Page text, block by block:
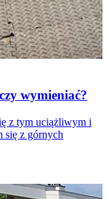
wymieniać?
z tym uciążliwym i
się z górnych